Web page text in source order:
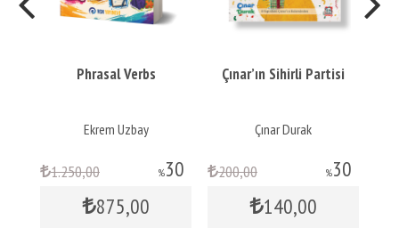
Phrasal Verbs
Ekrem Uzbay
%30
1.250,00
875,00
Çınar’ın Sihirli Partisi
Çınar Durak
%30
200,00
140,00